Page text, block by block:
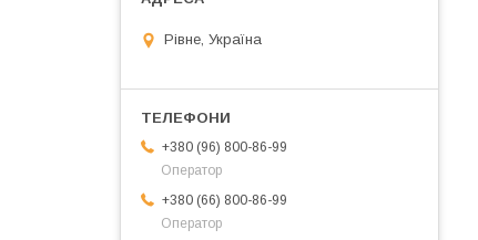
Рівне, Україна
+380 (96) 800-86-99
Оператор
+380 (66) 800-86-99
Оператор